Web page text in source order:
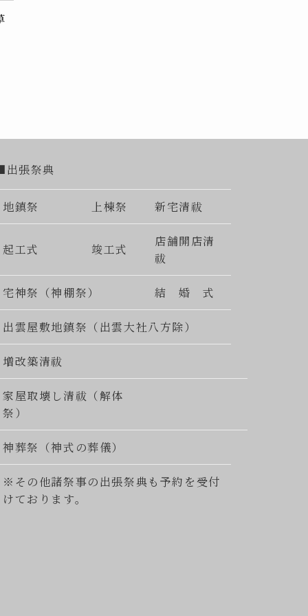
張祭典
地鎮祭 上棟祭 新宅清祓
起工式 竣工式
店舗開店清
祓
宅神祭（神棚祭） 結 婚 式
出雲屋敷地鎮祭（出雲大社八方除）
増改築清祓
家屋取壊し清祓（解体
祭）
神葬祭（神式の葬儀）
※その他諸祭事の出張祭典も予約を受付
けております。